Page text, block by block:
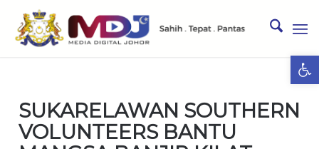
SUKARELAWAN SOUTHERN
VOLUNTEERS BANTU